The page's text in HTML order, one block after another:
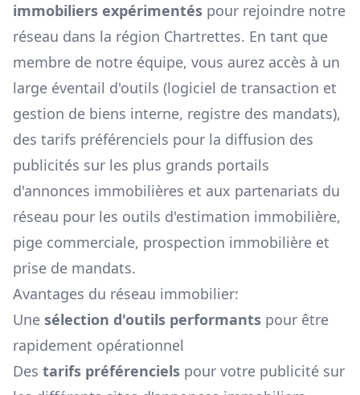
immobiliers expérimentés pour rejoindre notre
réseau dans la région Chartrettes. En tant que
membre de notre équipe, vous aurez accès à un
large éventail d'outils (logiciel de transaction et
gestion de biens interne, registre des mandats),
des tarifs préférenciels pour la diffusion des
publicités sur les plus grands portails
d'annonces immobilières et aux partenariats du
réseau pour les outils d'estimation immobilière,
pige commerciale, prospection immobilière et
prise de mandats.
Avantages du réseau immobilier:
Une sélection d'outils performants pour être
rapidement opérationnel
Des tarifs préférenciels pour votre publicité sur